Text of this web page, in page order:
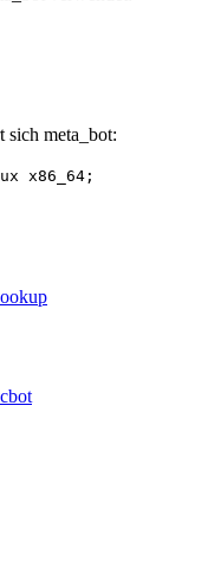
meta_bot:
x86_64;